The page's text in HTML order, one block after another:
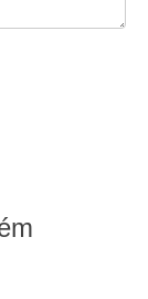
a saída
montagens
pode ser